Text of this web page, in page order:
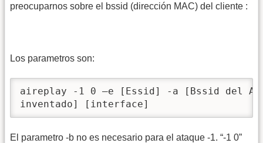
preocuparnos sobre el bssid (dirección MAC) del cliente :
Los parametros son:
aireplay -1 0 –e [Essid] -a [Bssid del
inventado] [interface]
El parametro -b no es necesario para el ataque -1. “-1 0”